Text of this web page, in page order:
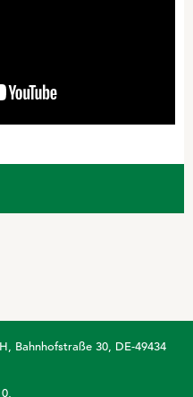
Bahnhofstraße 30, DE-49434